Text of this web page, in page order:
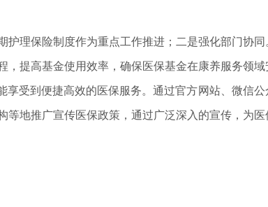
保险制度作为重点工作推进；二是强化部门协同
提高基金使用效率，确保医保基金在康养服务领
受到便捷高效的医保服务。通过官方网站、微信
地推广宣传医保政策，通过广泛深入的宣传，为